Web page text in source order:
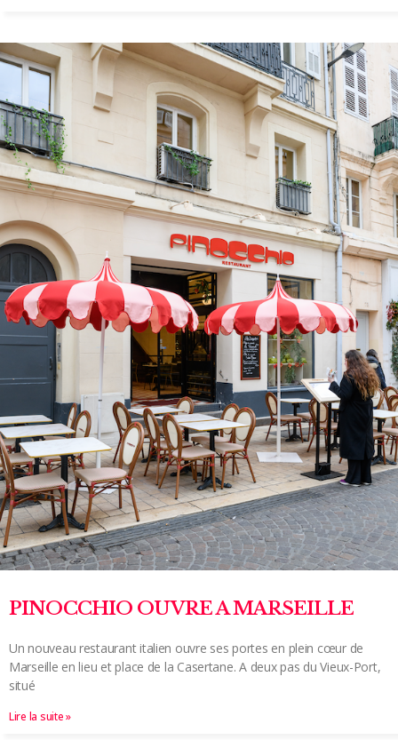
PINOCCHIO OUVRE A MARSEILLE
Un nouveau restaurant italien ouvre ses portes en plein cœur de
Marseille en lieu et place de la Casertane. A deux pas du Vieux-Port,
situé
Lire la suite »